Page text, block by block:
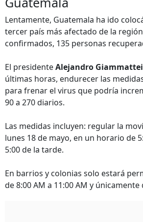
Lentamente, Guatemala ha ido
tercer país más afectado de la
confirmados, 135 personas
El presidenteAlejandro Giammattei
últimas horas, endurecer las
para frenar el virus que podría
90 a 270 diarios.
Las medidas incluyen: regular la
lunes 18 de mayo, en un horario de
5:00 de la tarde.
En barrios y colonias solo estará
de 8:00 AM a 11:00 AM y